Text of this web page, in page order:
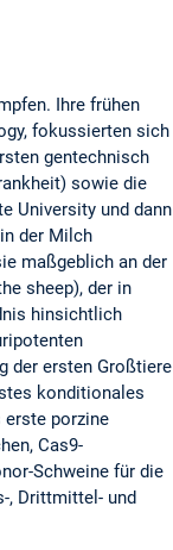
Ihre frühen
fokussierten sich
gentechnisch
sowie die
University und dann
der Milch
maßgeblich an der
sheep), der in
hinsichtlich
der ersten Großtiere
konditionales
erste porzine
Cas9-
Schweine für die
, Drittmittel- und